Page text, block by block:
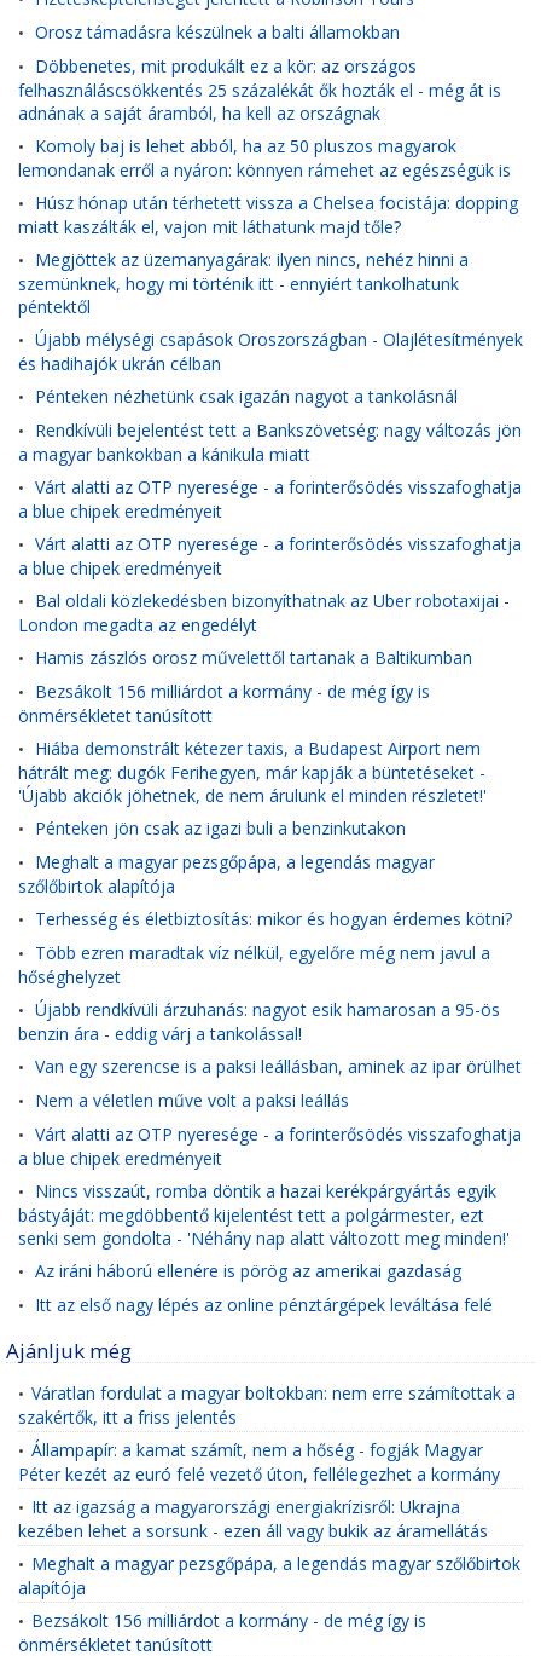
• Orosz támadásra készülnek a balti államokban
• Döbbenetes, mit produkált ez a kör: az országos
felhasználáscsökkentés 25 százalékát ők hozták el - még át is
adnának a saját áramból, ha kell az országnak
• Komoly baj is lehet abból, ha az 50 pluszos magyarok
lemondanak erről a nyáron: könnyen rámehet az egészségük is
• Húsz hónap után térhetett vissza a Chelsea focistája: dopping
miatt kaszálták el, vajon mit láthatunk majd tőle?
• Megjöttek az üzemanyagárak: ilyen nincs, nehéz hinni a
szemünknek, hogy mi történik itt - ennyiért tankolhatunk
péntektől
• Újabb mélységi csapások Oroszországban - Olajlétesítmények
és hadihajók ukrán célban
• Pénteken nézhetünk csak igazán nagyot a tankolásnál
• Rendkívüli bejelentést tett a Bankszövetség: nagy változás jön
a magyar bankokban a kánikula miatt
• Várt alatti az OTP nyeresége - a forinterősödés visszafoghatja
a blue chipek eredményeit
• Várt alatti az OTP nyeresége - a forinterősödés visszafoghatja
a blue chipek eredményeit
• Bal oldali közlekedésben bizonyíthatnak az Uber robotaxijai -
London megadta az engedélyt
• Hamis zászlós orosz művelettől tartanak a Baltikumban
• Bezsákolt 156 milliárdot a kormány - de még így is
önmérsékletet tanúsított
• Hiába demonstrált kétezer taxis, a Budapest Airport nem
hátrált meg: dugók Ferihegyen, már kapják a büntetéseket -
'Újabb akciók jöhetnek, de nem árulunk el minden részletet!'
• Pénteken jön csak az igazi buli a benzinkutakon
• Meghalt a magyar pezsgőpápa, a legendás magyar
szőlőbirtok alapítója
• Terhesség és életbiztosítás: mikor és hogyan érdemes kötni?
• Több ezren maradtak víz nélkül, egyelőre még nem javul a
hőséghelyzet
• Újabb rendkívüli árzuhanás: nagyot esik hamarosan a 95-ös
benzin ára - eddig várj a tankolással!
• Van egy szerencse is a paksi leállásban, aminek az ipar örülhet
• Nem a véletlen műve volt a paksi leállás
• Várt alatti az OTP nyeresége - a forinterősödés visszafoghatja
a blue chipek eredményeit
• Nincs visszaút, romba döntik a hazai kerékpárgyártás egyik
bástyáját: megdöbbentő kijelentést tett a polgármester, ezt
senki sem gondolta - 'Néhány nap alatt változott meg minden!'
• Az iráni háború ellenére is pörög az amerikai gazdaság
• Itt az első nagy lépés az online pénztárgépek leváltása felé
Ajánljuk még
• Váratlan fordulat a magyar boltokban: nem erre számítottak a
szakértők, itt a friss jelentés
• Állampapír: a kamat számít, nem a hőség - fogják Magyar
Péter kezét az euró felé vezető úton, fellélegezhet a kormány
• Itt az igazság a magyarországi energiakrízisről: Ukrajna
kezében lehet a sorsunk - ezen áll vagy bukik az áramellátás
• Meghalt a magyar pezsgőpápa, a legendás magyar szőlőbirtok
alapítója
• Bezsákolt 156 milliárdot a kormány - de még így is
önmérsékletet tanúsított